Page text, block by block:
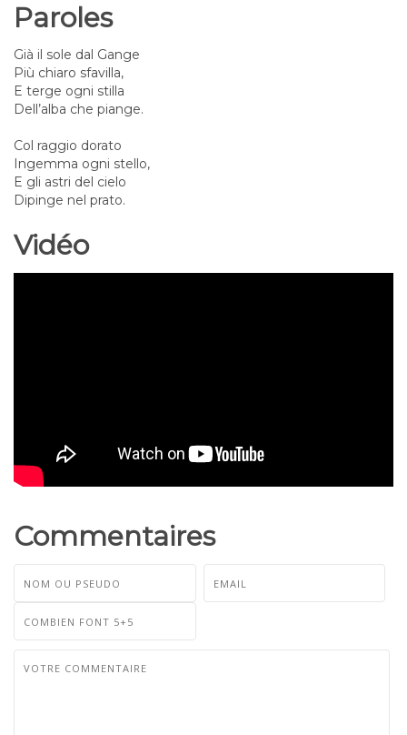
Paroles
Già il sole dal Gange
Più chiaro sfavilla,
E terge ogni stilla
Dell’alba che piange.
Col raggio dorato
Ingemma ogni stello,
E gli astri del cielo
Dipinge nel prato.
Vidéo
Commentaires